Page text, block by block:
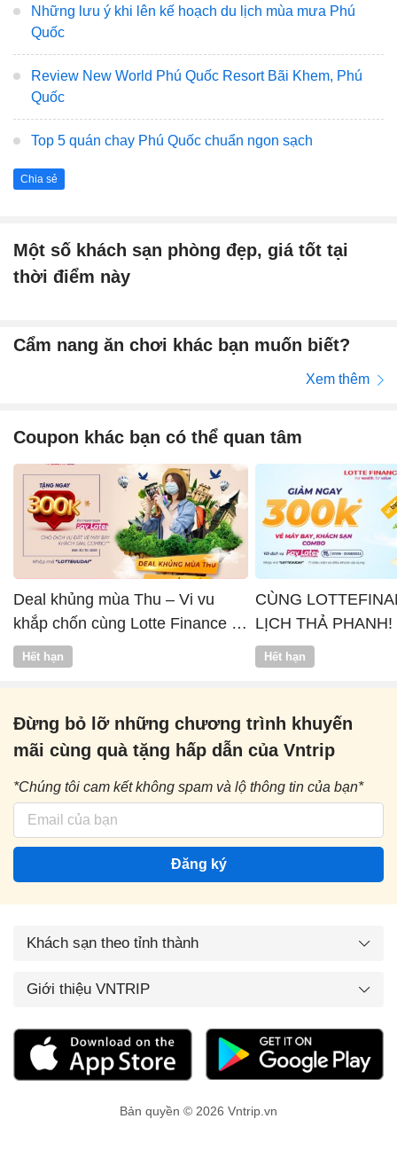
Những lưu ý khi lên kế hoạch du lịch mùa mưa Phú
Quốc
Review New World Phú Quốc Resort Bãi Khem, Phú
Quốc
Top 5 quán chay Phú Quốc chuẩn ngon sạch
Chia sẻ
Một số khách sạn phòng đẹp, giá tốt tại
thời điểm này
Cẩm nang ăn chơi khác bạn muốn biết?
Xem thêm
Coupon khác bạn có thể quan tâm
Deal khủng mùa Thu – Vi vu
khắp chốn cùng Lotte Finance x
Vntrip
Hết hạn
CÙNG
LỊCH THẢ PHANH!
Hết hạn
Đừng bỏ lỡ những chương trình khuyến
mãi cùng quà tặng hấp dẫn của Vntrip
*Chúng tôi cam kết không spam và lộ thông tin của bạn*
Đăng ký
Khách sạn theo tỉnh thành
Giới thiệu VNTRIP
Bản quyền © 2026 Vntrip.vn